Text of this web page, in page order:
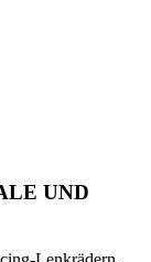
UND